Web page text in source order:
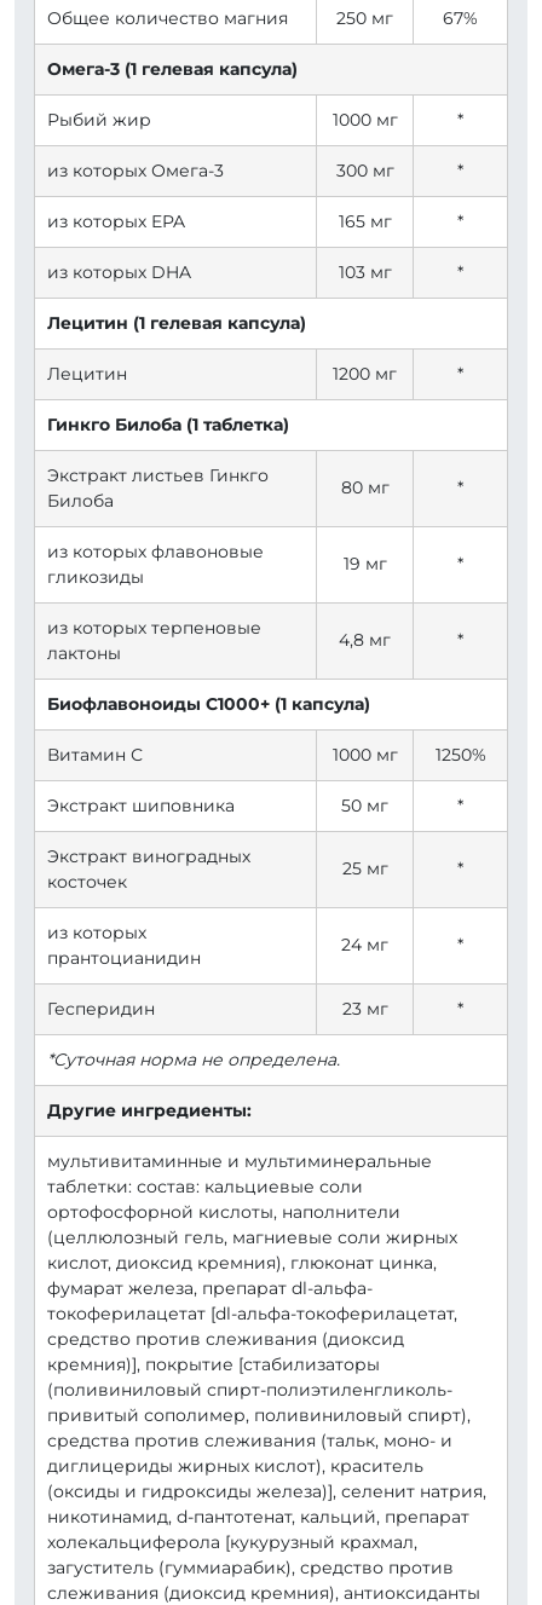
Общее количество магния 250 мг 67%
Омега-3 (1 гелевая капсула)
Рыбий жир 1000 мг *
из которых Омега-3 300 мг *
из которых EPA 165 мг *
из которых DHA 103 мг *
Лецитин (1 гелевая капсула)
Лецитин 1200 мг *
Гинкго Билоба (1 таблетка)
Экстракт листьев Гинкго
Билоба
80 мг *
из которых флавоновые
гликозиды
19 мг *
из которых терпеновые
лактоны
4,8 мг *
Биофлавоноиды C1000+ (1 капсула)
Витамин С 1000 мг 1250%
Экстракт шиповника 50 мг *
Экстракт виноградных
косточек
25 мг *
из которых
прантоцианидин
24 мг *
Гесперидин 23 мг *
*Суточная норма не определена.
Другие ингредиенты:
мультивитаминные и мультиминеральные
таблетки: состав: кальциевые соли
ортофосфорной кислоты, наполнители
(целлюлозный гель, магниевые соли жирных
кислот, диоксид кремния), глюконат цинка,
фумарат железа, препарат dl-альфа-
токоферилацетат [dl-альфа-токоферилацетат,
средство против слеживания (диоксид
кремния)], покрытие [стабилизаторы
(поливиниловый спирт-полиэтиленгликоль-
привитый сополимер, поливиниловый спирт),
средства против слеживания (тальк, моно- и
диглицериды жирных кислот), краситель
(оксиды и гидроксиды железа)], селенит натрия,
никотинамид, d-пантотенат, кальций, препарат
холекальциферола [кукурузный крахмал,
загуститель (гуммиарабик), средство против
слеживания (диоксид кремния), антиоксиданты